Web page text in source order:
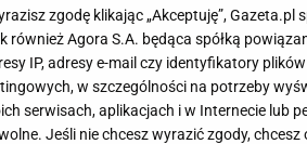
zgodę klikając „Akceptuję”,
również Agora S.A. będąca spółką
IP, adresy e-mail czy identyfikatory
w szczególności na potrzeby
serwisach, aplikacjach i w Internecie lub
Jeśli nie chcesz wyrazić zgody,